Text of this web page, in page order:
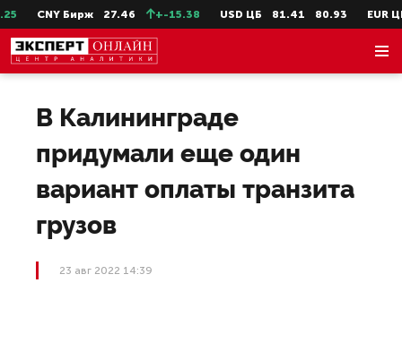
CNY Бирж 27.46 +-15.38 USD ЦБ 81.41 80.93 EUR ЦБ
В Калининграде
придумали еще один
вариант оплаты транзита
грузов
23 авг 2022 14:39